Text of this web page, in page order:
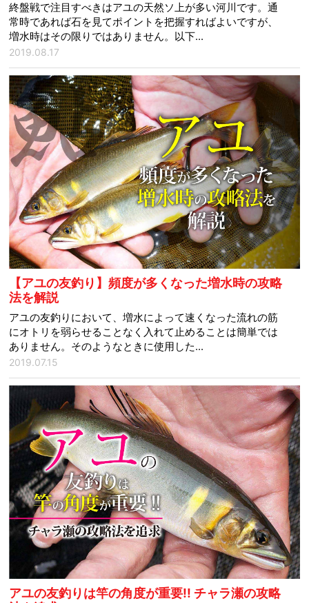
終盤戦で注目すべきはアユの天然ソ上が多い河川です。通
常時であれば石を見てポイントを把握すればよいですが、
増水時はその限りではありません。以下...
2019.08.17
【アユの友釣り】頻度が多くなった増水時の攻略
法を解説
アユの友釣りにおいて、増水によって速くなった流れの筋
にオトリを弱らせることなく入れて止めることは簡単では
ありません。そのようなときに使用した...
2019.07.15
アユの友釣りは竿の角度が重要!! チャラ瀬の攻略